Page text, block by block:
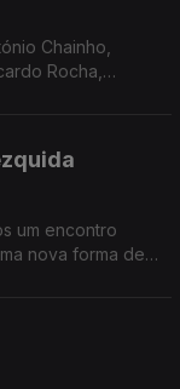
Chainho,
Rocha,
um encontro
nova forma de